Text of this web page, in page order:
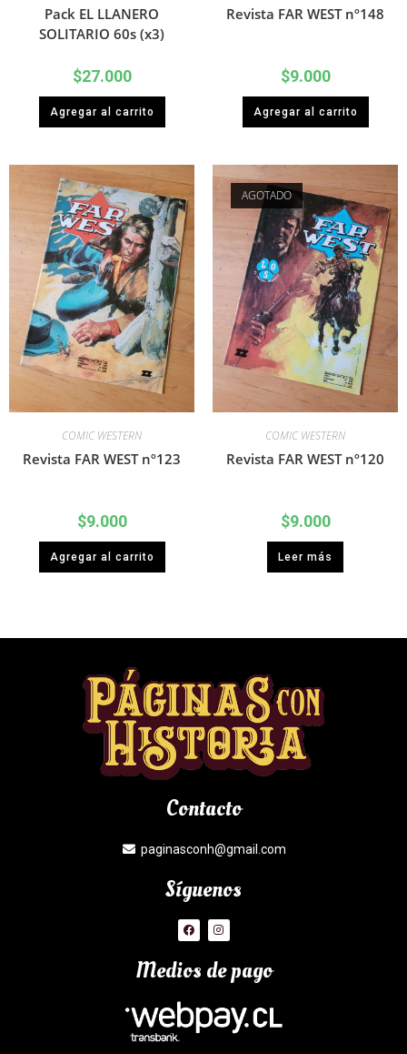
Pack EL LLANERO
SOLITARIO 60s (x3)
$27.000
Agregar al carrito
Revista FAR WEST nº148
$9.000
Agregar al carrito
COMIC WESTERN
Revista FAR WEST nº123
$9.000
Agregar al carrito
AGOTADO
COMIC WESTERN
Revista FAR WEST nº120
$9.000
Leer más
Contacto
paginasconh@gmail.com
Síguenos
Medios de pago